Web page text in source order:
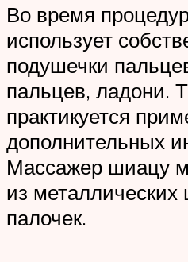
Во время
использует
подушечки
пальцев, ладони.
практикуется
дополнительных
Массажер шиацу
из
палочек.